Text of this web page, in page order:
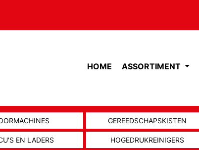
HOME ASSORTIMENT
GEREEDSCHAPSKISTEN
EN LADERS HOGEDRUKREINIGERS